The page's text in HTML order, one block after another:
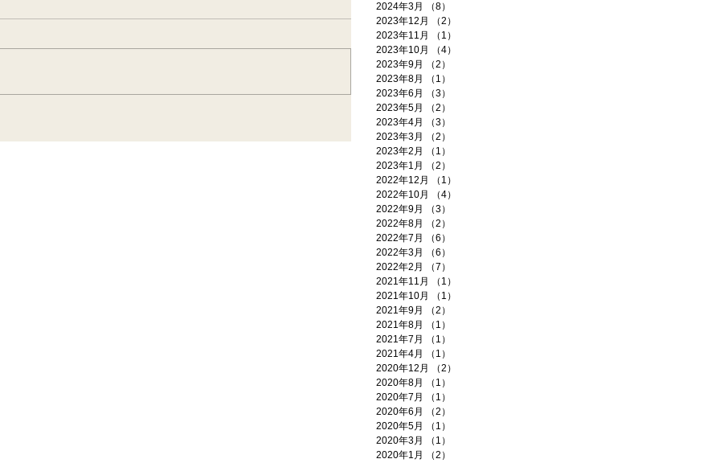
2024年3月
（8）
2023年12月
（2）
2023年11月
（1）
2023年10月
（4）
2023年9月
（2）
2023年8月
（1）
2023年6月
（3）
2023年5月
（2）
2023年4月
（3）
2023年3月
（2）
2023年2月
（1）
2023年1月
（2）
2022年12月
（1）
2022年10月
（4）
2022年9月
（3）
2022年8月
（2）
2022年7月
（6）
2022年3月
（6）
2022年2月
（7）
2021年11月
（1）
2021年10月
（1）
2021年9月
（2）
2021年8月
（1）
2021年7月
（1）
2021年4月
（1）
2020年12月
（2）
2020年8月
（1）
2020年7月
（1）
2020年6月
（2）
2020年5月
（1）
2020年3月
（1）
2020年1月
（2）